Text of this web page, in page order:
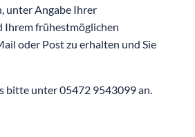
unter Angabe Ihrer
Ihrem frühestmöglichen
oder Post zu erhalten und Sie
bitte unter 05472 9543099 an.